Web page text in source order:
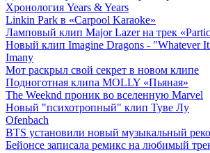
Хронология Years & Years
Linkin Park в «Carpool Karaoke»
Ламповый клип Major Lazer на трек
Новый клип Imagine Dragons - "Whatever It
Imany
Мот раскрыл свой секрет в новом клипе
Подноготная клипа MOLLY «Пьяная»
The Weeknd проник во вселенную Marvel
Новый "психотропный" клип Туве Лу
Ofenbach
BTS установили новый музыкальный
Бейонсе записала ремикс на любимый